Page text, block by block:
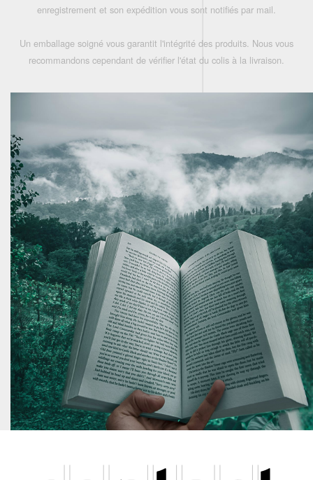
enregistrement et son expédition vous sont notifiés par mail.
Un emballage soigné vous garantit l'intégrité des produits. Nous vous
recommandons cependant de vérifier l'état du colis à la livraison.